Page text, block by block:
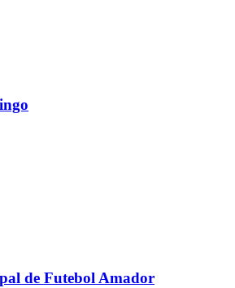
de Futebol Amador